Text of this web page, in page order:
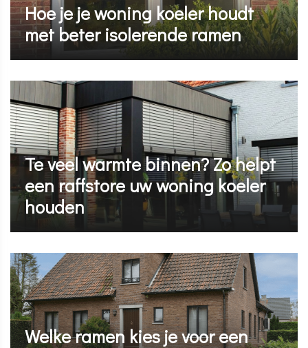
Hoe je je woning koeler houdt
met beter isolerende ramen
Te veel warmte binnen? Zo helpt
een raffstore uw woning koeler
houden
Welke ramen kies je voor een